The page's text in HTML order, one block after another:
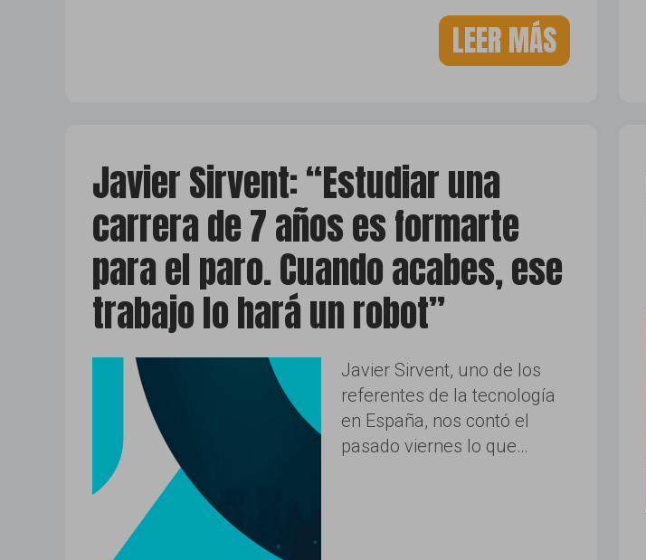
LEER MÁS
Javier Sirvent: “Estudiar una
carrera de 7 años es formarte
para el paro. Cuando acabes, ese
trabajo lo hará un robot”
Javier Sirvent, uno de los
referentes de la tecnología
en España, nos contó el
pasado viernes lo que…